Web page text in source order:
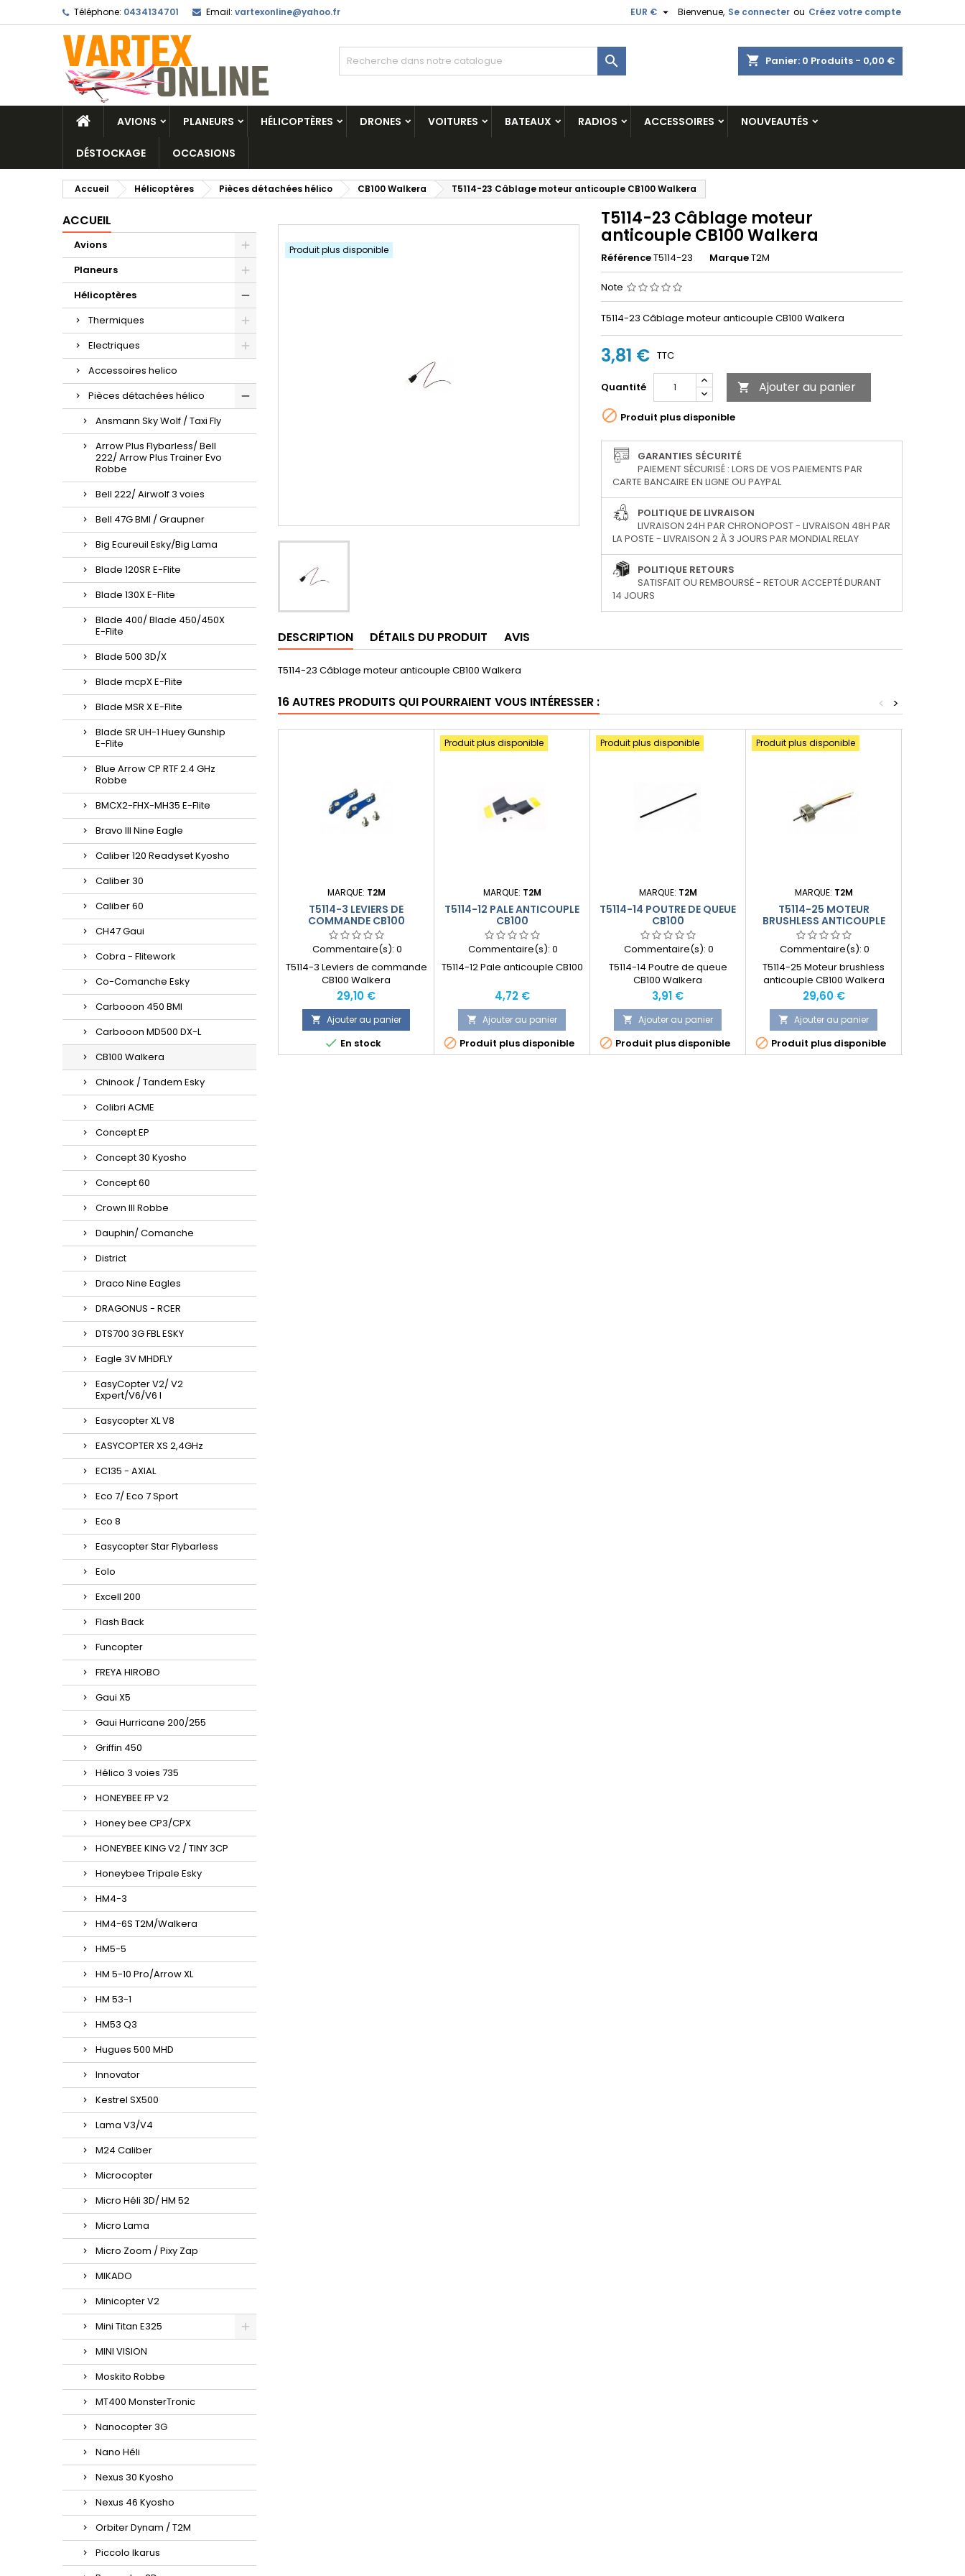
Téléphone: 0434134701 Email: vartexonline@yahoo.fr Bienvenue, Se connecter ou Créez votre compte
EUR € 
shopping_cart Panier: 0 Produits - 0,00 €

AVIONS PLANEURS HÉLICOPTÈRES DRONES VOITURES BATEAUX RADIOS ACCESSOIRES NOUVEAUTÉS
DÉSTOCKAGE OCCASIONS
Accueil Hélicoptères Pièces détachées hélico CB100 Walkera T5114-23 Câblage moteur anticouple CB100 Walkera
ACCUEIL
Avions
Planeurs
Hélicoptères
Thermiques
Electriques
Accessoires helico
Pièces détachées hélico
Ansmann Sky Wolf / Taxi Fly
Arrow Plus Flybarless/ Bell
222/ Arrow Plus Trainer Evo
Robbe
Bell 222/ Airwolf 3 voies
Bell 47G BMI / Graupner
Big Ecureuil Esky/Big Lama
Blade 120SR E-Flite
Blade 130X E-Flite
Blade 400/ Blade 450/450X
E-Flite
Blade 500 3D/X
Blade mcpX E-Flite
Blade MSR X E-Flite
Blade SR UH-1 Huey Gunship
E-Flite
Blue Arrow CP RTF 2.4 GHz
Robbe
BMCX2-FHX-MH35 E-Flite
Bravo III Nine Eagle
Caliber 120 Readyset Kyosho
Caliber 30
Caliber 60
CH47 Gaui
Cobra - Flitework
Co-Comanche Esky
Carbooon 450 BMI
Carbooon MD500 DX-L
CB100 Walkera
Chinook / Tandem Esky
Colibri ACME
Concept EP
Concept 30 Kyosho
Concept 60
Crown III Robbe
Dauphin/ Comanche
District
Draco Nine Eagles
DRAGONUS - RCER
DTS700 3G FBL ESKY
Eagle 3V MHDFLY
EasyCopter V2/ V2
Expert/V6/V6 l
Easycopter XL V8
EASYCOPTER XS 2,4GHz
EC135 - AXIAL
Eco 7/ Eco 7 Sport
Eco 8
Easycopter Star Flybarless
Eolo
Excell 200
Flash Back
Funcopter
FREYA HIROBO
Gaui X5
Gaui Hurricane 200/255
Griffin 450
Hélico 3 voies 735
HONEYBEE FP V2
Honey bee CP3/CPX
HONEYBEE KING V2 / TINY 3CP
Honeybee Tripale Esky
HM4-3
HM4-6S T2M/Walkera
HM5-5
HM 5-10 Pro/Arrow XL
HM 53-1
HM53 Q3
Hugues 500 MHD
Innovator
Kestrel SX500
Lama V3/V4
M24 Caliber
Microcopter
Micro Héli 3D/ HM 52
Micro Lama
Micro Zoom / Pixy Zap
MIKADO
Minicopter V2
Mini Titan E325
MINI VISION
Moskito Robbe
MT400 MonsterTronic
Nanocopter 3G
Nano Héli
Nexus 30 Kyosho
Nexus 46 Kyosho
Orbiter Dynam / T2M
Piccolo Ikarus
Produit plus disponible
T5114-23 Câblage moteur
anticouple CB100 Walkera
RéférenceT5114-23 MarqueT2M
Note
T5114-23 Câblage moteur anticouple CB100 Walkera
3,81 € TTC
Quantité  Ajouter au panier
 Produit plus disponible
GARANTIES SÉCURITÉ
PAIEMENT SÉCURISÉ : LORS DE VOS PAIEMENTS PAR
CARTE BANCAIRE EN LIGNE OU PAYPAL
POLITIQUE DE LIVRAISON
LIVRAISON 24H PAR CHRONOPOST - LIVRAISON 48H PAR
LA POSTE - LIVRAISON 2 À 3 JOURS PAR MONDIAL RELAY
POLITIQUE RETOURS
SATISFAIT OU REMBOURSÉ - RETOUR ACCEPTÉ DURANT
14 JOURS
DESCRIPTION DÉTAILS DU PRODUIT AVIS
T5114-23 Câblage moteur anticouple CB100 Walkera
16 AUTRES PRODUITS QUI POURRAIENT VOUS INTÉRESSER : >
<
MARQUE: T2M
T5114-3 LEVIERS DE
COMMANDE CB100
Commentaire(s): 0
T5114-3 Leviers de commande
CB100 Walkera
Prix
29,10 €
 Ajouter au panier
 En stock
Produit plus disponible
MARQUE: T2M
T5114-12 PALE ANTICOUPLE
CB100
Commentaire(s): 0
T5114-12 Pale anticouple CB100
Prix
4,72 €
 Ajouter au panier
 Produit plus disponible
Produit plus disponible
MARQUE: T2M
T5114-14 POUTRE DE QUEUE
CB100
Commentaire(s): 0
T5114-14 Poutre de queue
CB100 Walkera
Prix
3,91 €
 Ajouter au panier
 Produit plus disponible
Produit plus disponible
MARQUE: T2M
T5114-25 MOTEUR
BRUSHLESS ANTICOUPLE
CB100
Commentaire(s): 0
T5114-25 Moteur brushless
anticouple CB100 Walkera
Prix
29,60 €
 Ajouter au panier
 Produit plus disponible